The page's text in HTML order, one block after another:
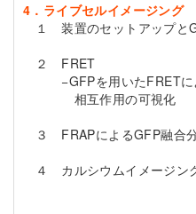
4．ライブセルイメージング
１ 装置のセットアップと
２ FRET
−GFPを用いたFRETに
相互作用の可視化
３ FRAPによるGFP融合
４ カルシウムイメージン